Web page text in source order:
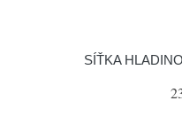
SÍŤKA